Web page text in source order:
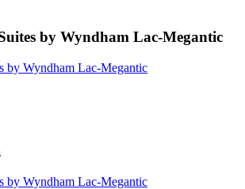
by Wyndham Lac-Megantic
by Wyndham Lac-Megantic
by Wyndham Lac-Megantic